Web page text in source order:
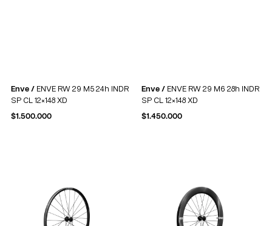
Enve / ENVE RW 29 M5 24h INDR
SP CL 12×148 XD
$1.500.000
Enve / ENVE RW 29 M6 28h INDR
SP CL 12×148 XD
$1.450.000